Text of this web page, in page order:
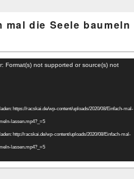
mal die Seele baumeln
Format(s) not supported or source(s) not
https://racskai.de/wp-content/uploads/2020/08/Einfach-mal-
lassen.mp4?_=5
http://racskai.de/wp-content/uploads/2020/08/Einfach-mal-
lassen.mp4?_=5